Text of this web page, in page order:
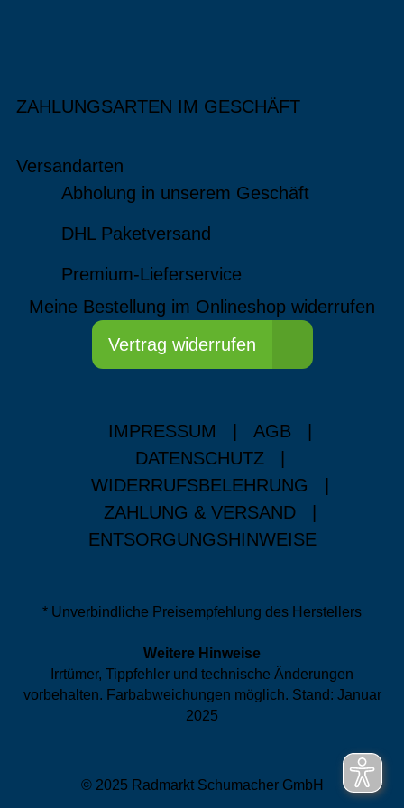
ZAHLUNGSARTEN IM GESCHÄFT
Versandarten
Abholung in unserem Geschäft
DHL Paketversand
Premium-Lieferservice
Meine Bestellung im Onlineshop widerrufen
Vertrag widerrufen
IMPRESSUM AGB
DATENSCHUTZ
WIDERRUFSBELEHRUNG
ZAHLUNG & VERSAND
ENTSORGUNGSHINWEISE
* Unverbindliche Preisempfehlung des Herstellers
Weitere Hinweise
Irrtümer, Tippfehler und technische Änderungen
vorbehalten. Farbabweichungen möglich. Stand: Januar
2025
© 2025 Radmarkt Schumacher GmbH